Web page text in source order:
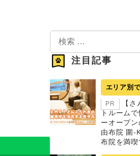
検
索
注目記事
エリア別
PR
【さ
トルーム
ーオープ
由布院 圍-
布院を満